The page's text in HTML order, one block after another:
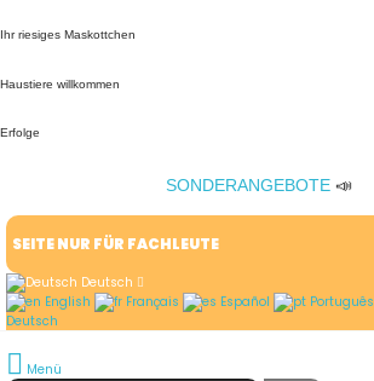
Ihr riesiges Maskottchen
Haustiere willkommen
Erfolge
SONDERANGEBOTE 📣
SEITE NUR FÜR FACHLEUTE
Deutsch
English
Français Español Português
Deutsch
Menü